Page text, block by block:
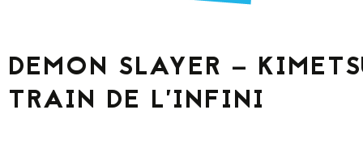
DEMON SLAYER –
TRAIN DE L’INFINI